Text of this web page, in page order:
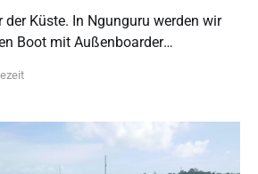
der Küste. In Ngunguru werden wir
Boot mit Außenboarder
Ebbe durch den Matsch.